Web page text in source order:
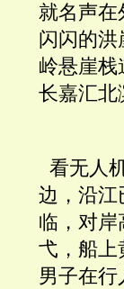
就名声在
闪闪的
岭悬崖栈
长嘉汇北
看无人
边，沿江
临，对
弋，船上
男子在